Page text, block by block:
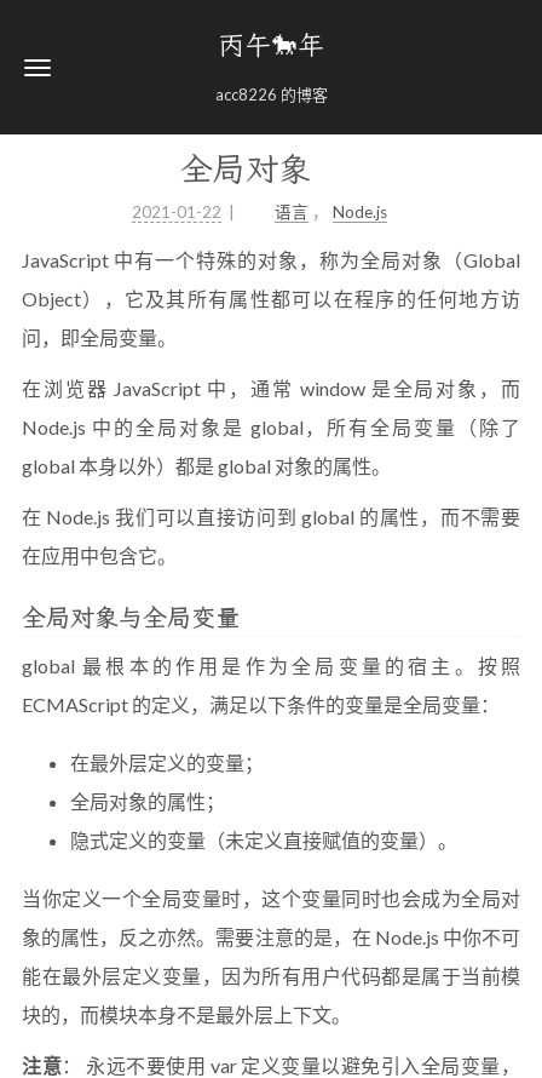
丙午🐎年
acc8226 的博客
全局对象
2021-01-22 语言 ，Node.js
JavaScript 中有一个特殊的对象，称为全局对象（Global
Object），它及其所有属性都可以在程序的任何地方访
问，即全局变量。
在浏览器 JavaScript 中，通常 window 是全局对象，而
Node.js 中的全局对象是 global，所有全局变量（除了
global 本身以外）都是 global 对象的属性。
在 Node.js 我们可以直接访问到 global 的属性，而不需要
在应用中包含它。
全局对象与全局变量
global 最根本的作用是作为全局变量的宿主。按照
ECMAScript 的定义，满足以下条件的变量是全局变量：
在最外层定义的变量；
全局对象的属性；
隐式定义的变量（未定义直接赋值的变量）。
当你定义一个全局变量时，这个变量同时也会成为全局对
象的属性，反之亦然。需要注意的是，在 Node.js 中你不可
能在最外层定义变量，因为所有用户代码都是属于当前模
块的，而模块本身不是最外层上下文。
注意： 永远不要使用 var 定义变量以避免引入全局变量，